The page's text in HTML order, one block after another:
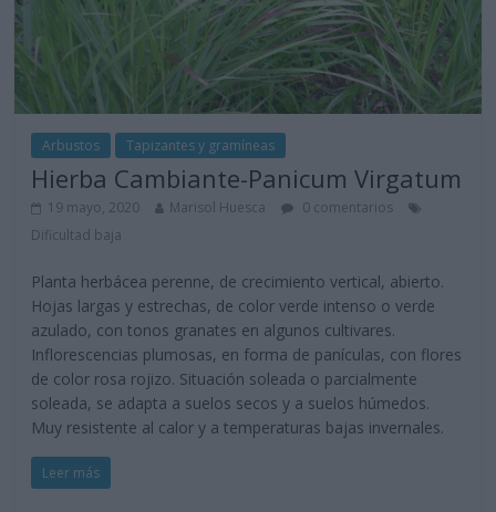
Arbustos Tapizantes y gramíneas
Hierba Cambiante-Panicum Virgatum
19 mayo, 2020 Marisol Huesca
0 comentarios
Dificultad baja
Planta herbácea perenne, de crecimiento vertical, abierto.
Hojas largas y estrechas, de color verde intenso o verde
azulado, con tonos granates en algunos cultivares.
Inflorescencias plumosas, en forma de panículas, con flores
de color rosa rojizo. Situación soleada o parcialmente
soleada, se adapta a suelos secos y a suelos húmedos.
Muy resistente al calor y a temperaturas bajas invernales.
Leer más